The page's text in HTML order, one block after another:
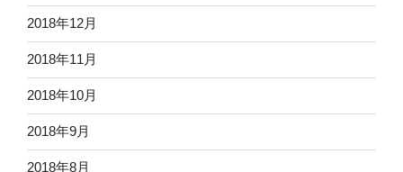
2018年12月
2018年11月
2018年10月
2018年9月
2018年8月